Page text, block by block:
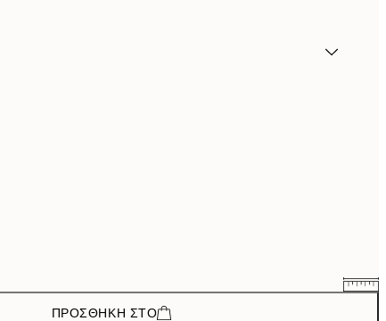
ΠΡΟΣΘΉΚΗ ΣΤΟ